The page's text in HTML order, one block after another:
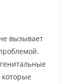
вызывает